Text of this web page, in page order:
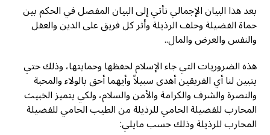
بعد هذا البيان الإجمالي نأتي إلى البيان المفصل في الحكم بين
حماة الفضيلة وحلف الرذيلة وأثر كل فريق على الدين والعقل
والنفس والعرض والمال..
هذه الضروريات التي جاء الإسلام لحفظها وحمايتها، وذلك حتي
يتبين لنا أي الفريقين أهدى سبيلاً وأيهما أحق بالولاء والمحبة
والنصرة والشرف والكرامة والأمن والسلام، ولكي يتميز الخبيث
المحارب للفضيلة الحامي للرذيلة من الطيب الحامي للفضيلة
المحارب للرذيلة وذلك حسب مايلي: